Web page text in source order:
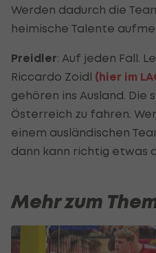
Werden dadurch die
heimische Talente
Preidler: Auf jeden Fall.
Riccardo Zoidl (hier im
gehören ins Ausland. Die
Österreich zu fahren.
einem ausländischen
dann kann richtig etwas
Mehr zum